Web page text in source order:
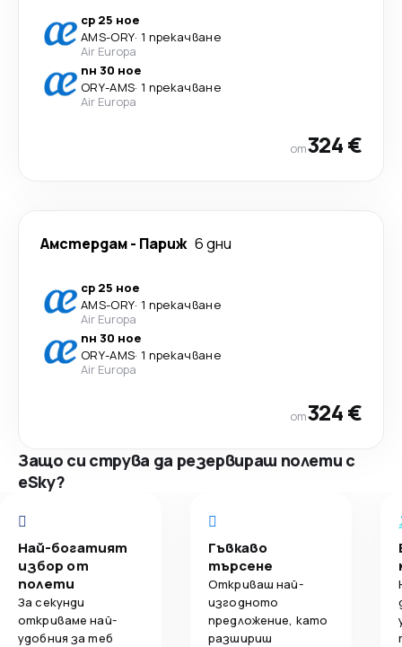
ср 25 ное
AMS-ORY· 1 прекачване
Air Europa
пн 30 ное
ORY-AMS· 1 прекачване
Air Europa
от324 €
Амстердам- Париж 6 дни
ср 25 ное
AMS-ORY· 1 прекачване
Air Europa
пн 30 ное
ORY-AMS· 1 прекачване
Air Europa
от324 €
Защо си струва да резервираш полети с
eSky?
Най-богатият
избор от
полети
За секунди
откриваме най-
удобния за теб
Гъвкаво
търсене
Откриваш най-
изгодното
предложение, като
разшириш